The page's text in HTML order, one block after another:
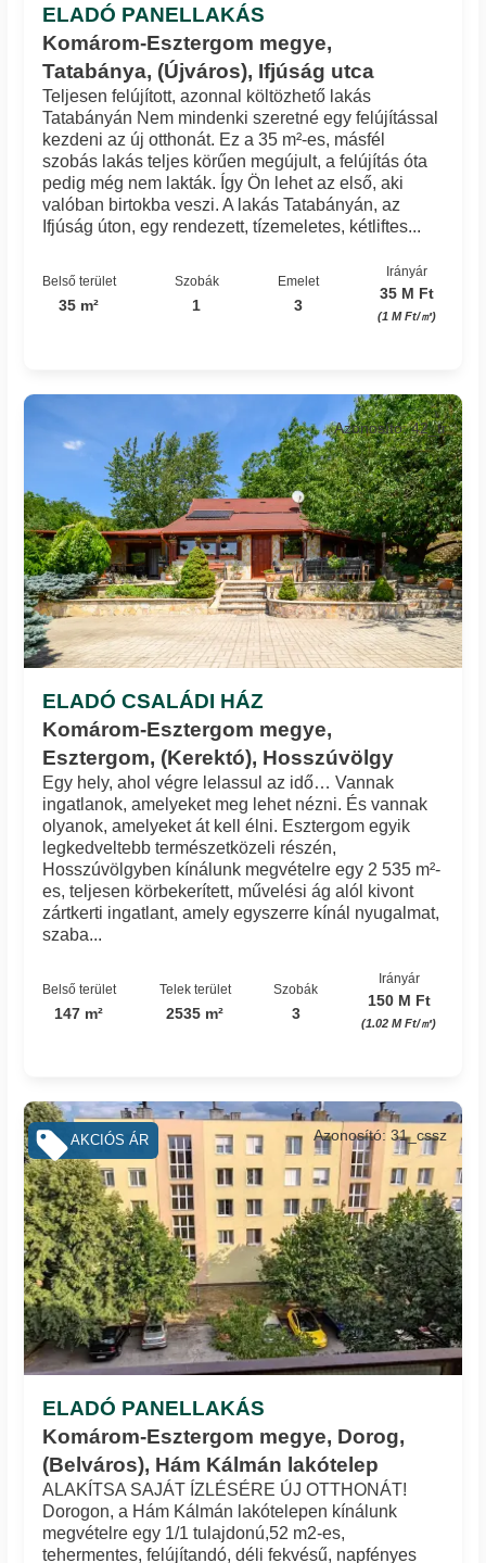
ELADÓ PANELLAKÁS
Komárom-Esztergom megye,
Tatabánya, (Újváros), Ifjúság utca
Teljesen felújított, azonnal költözhető lakás
Tatabányán Nem mindenki szeretné egy felújítással
kezdeni az új otthonát. Ez a 35 m²-es, másfél
szobás lakás teljes körűen megújult, a felújítás óta
pedig még nem lakták. Így Ön lehet az első, aki
valóban birtokba veszi. A lakás Tatabányán, az
Ifjúság úton, egy rendezett, tízemeletes, kétliftes...
Belső terület
35 m²
Szobák
1
Emelet
3
Irányár
35 M Ft
(1 M Ft/㎡)
ELADÓ CSALÁDI HÁZ
Komárom-Esztergom megye,
Esztergom, (Kerektó), Hosszúvölgy
Azonosító: 42_tr
Egy hely, ahol végre lelassul az idő… Vannak
ingatlanok, amelyeket meg lehet nézni. És vannak
olyanok, amelyeket át kell élni. Esztergom egyik
legkedveltebb természetközeli részén,
Hosszúvölgyben kínálunk megvételre egy 2 535 m²-
es, teljesen körbekerített, művelési ág alól kivont
zártkerti ingatlant, amely egyszerre kínál nyugalmat,
szaba...
Belső terület
147 m²
Telek terület
2535 m²
Szobák
3
Irányár
150 M Ft
(1.02 M Ft/㎡)
ELADÓ PANELLAKÁS
Komárom-Esztergom megye, Dorog,
(Belváros), Hám Kálmán lakótelep
Azonosító: 31_cssz
ALAKÍTSA SAJÁT ÍZLÉSÉRE ÚJ OTTHONÁT!
Dorogon, a Hám Kálmán lakótelepen kínálunk
megvételre egy 1/1 tulajdonú,52 m2-es,
tehermentes, felújítandó, déli fekvésű, napfényes
AKCIÓS ÁR